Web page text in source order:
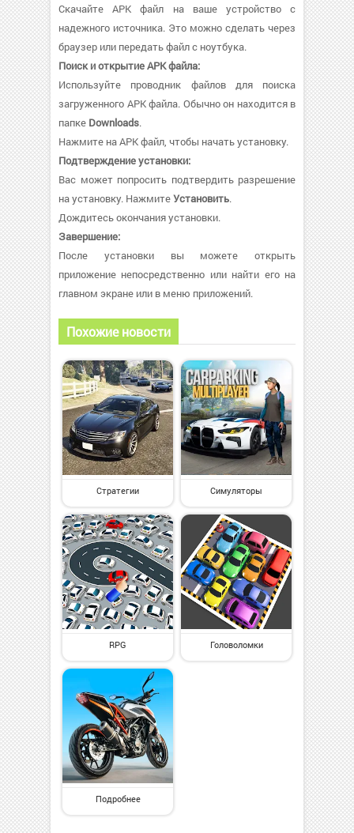
Скачайте APK файл на ваше устройство с
надежного источника. Это можно сделать через
браузер или передать файл с ноутбука.
Поиск и открытие APK файла:
Используйте проводник файлов для поиска
загруженного APK файла. Обычно он находится в
папке Downloads.
Нажмите на APK файл, чтобы начать установку.
Подтверждение установки:
Вас может попросить подтвердить разрешение
на установку. НажмитеУстановить.
Дождитесь окончания установки.
Завершение:
После установки вы можете открыть
приложение непосредственно или найти его на
главном экране или в меню приложений.
Похожие новости
Стратегии Симуляторы
RPG Головоломки
Подробнее